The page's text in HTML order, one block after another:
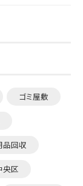
ゴミ屋敷
品回収
央区